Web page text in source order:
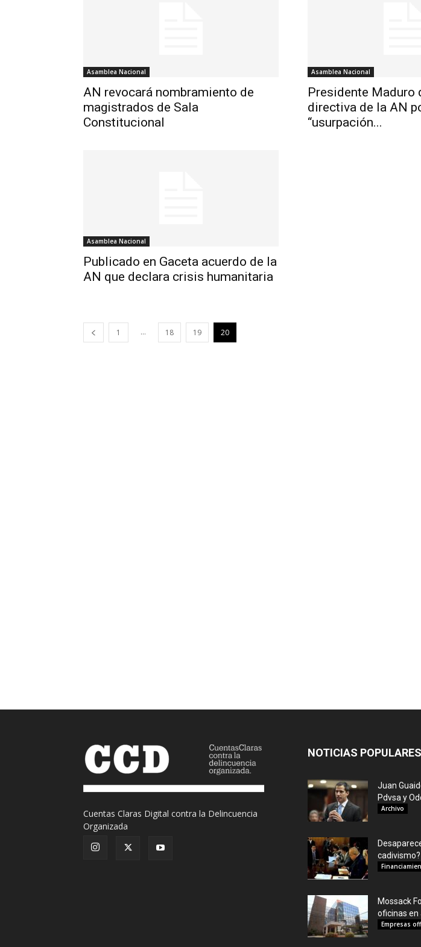
Asamblea Nacional
AN revocará nombramiento de
magistrados de Sala
Constitucional
Asamblea Nacional
Presidente Maduro
directiva de la AN
“usurpación...
Asamblea Nacional
Publicado en Gaceta acuerdo de la
AN que declara crisis humanitaria
1 ... 18 19 20
Cuentas Claras Digital contra la Delincuencia
Organizada
NOTICIAS POPULARES
Juan
Pdvsa y
Archivo
cadivismo?
Mossack
oficinas en
Empresas